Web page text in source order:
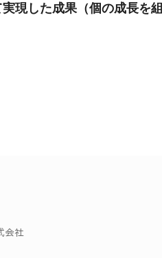
現した成果（個の成長を組
会社